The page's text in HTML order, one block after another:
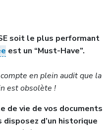
soit le plus performant
est un “Must-Have”.
en plein audit que la
est obsolète !
de vie de vos documents
d’un historique